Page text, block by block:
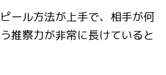
ール方法が上手で、相手が何
推察力が非常に長けていると